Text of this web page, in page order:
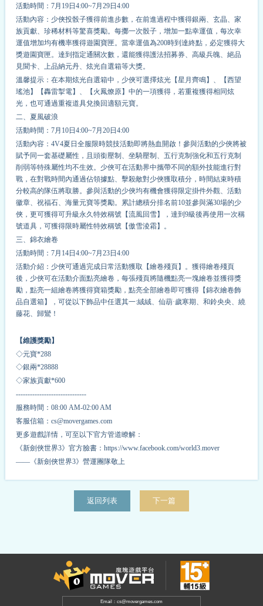
活動時間：7月19日4:00~7月29日4:00
活動內容：少俠投骰子獲得前進步數，在前進過程中獲得銀兩、玄晶、家
族貢獻、珍稀材料等驚喜獎勵。每擲一次骰子，增加一點幸運值，每次幸
運值增加均有機率獲得遊園寶匣。當幸運值為200時到達終點，必定獲得大
獎遊園寶匣。達到指定通關次數，還能獲得護法招募券、高級兵魄、絕品
見聞卡、上品納元丹、炫光自選箱等大獎。
溫馨提示：在本期炫光自選箱中，少俠可選擇炫光【星月齊鳴】、【西望
瑤池】【轟雷掣電】、【火鳳燎原】中的一項獲得，若重複獲得相同炫
光，也可通過重複道具兌換回適額元寶。
二、夏風破浪
活動時間：7月10日4:00~7月20日4:00
活動內容：4V4夏日全服限時競技活動即將熱血開啟！參與活動的少俠將被
賦予同一套基礎屬性，且頭銜壓制、坐騎壓制、五行克制強化和五行克制
削弱等特殊屬性均不生效。少俠可在活動界中攜帶不同的額外技能進行對
戰，在對戰時間內通過佔領據點、擊殺敵對少俠獲取積分，時間結束時積
分較高的隊伍將取勝。參與活動的少俠均有機會獲得限定掛件外觀、活動
徽章、祝福石、海量元寶等獎勵。累計總積分排名前10並參與滿30場的少
俠，更可獲得可升級永久特效稱號【流風回雪】，達到9級後再使用一次稱
號道具，可獲得限時屬性特效稱號【傲雪淩霜】。
三、錦衣繪卷
活動時間：7月14日4:00~7月23日4:00
活動介紹：少俠可通過完成日常活動獲取【繪卷殘頁】。獲得繪卷殘頁
後，少俠可在活動介面點亮繪卷，每張殘頁將隨機點亮一塊繪卷並獲得獎
勵，點亮一組繪卷將獲得寶箱獎勵，點亮全部繪卷即可獲得【錦衣繪卷飾
品自選箱】，可從以下飾品中任選其一:絨絨、仙葫·歲寒期、和鈴央央、繞
藤花、歸鸞！
【維護獎勵】
◇元寶*288
◇銀兩*28888
◇家族貢獻*600
------------------------------
服務時間：08:00 AM-02:00 AM
客服信箱：cs@movergames.com
更多遊戲詳情，可至以下官方管道瞭解：
《新劍俠世界3》官方臉書：https://www.facebook.com/world3.mover
——《新劍俠世界3》營運團隊敬上
返回列表 下一篇
Email：cs@movergames.com